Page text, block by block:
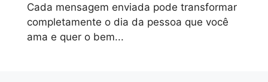
Cada mensagem enviada pode transformar
completamente o dia da pessoa que você
ama e quer o bem...